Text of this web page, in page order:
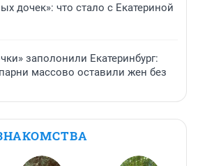
дочек»: что стало с Екатериной
заполонили Екатеринбург:
массово оставили жен без